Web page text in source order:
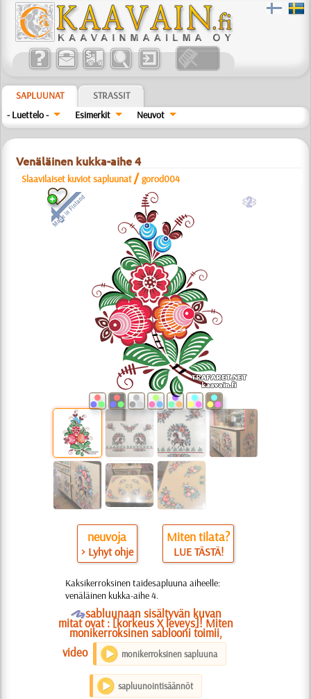
SAPLUUNAT
STRASSIT
- Luettelo -
Esimerkit Neuvot
Venäläinen kukka-aihe 4
Slaavilaiset kuviot sapluunat /gorod004
b
neuvoja
> Lyhyt ohje
Miten tilata?
LUE TÄSTÄ!
Kaksikerroksinen taidesapluuna aiheelle:
venäläinen kukka-aihe 4.
Osabluunaan sisältyvän kuvan
mitat ovat : [korkeus X leveys]! Miten
monikerroksinen sablooni toimii,
video
monikerroksinen sapluuna
sapluunointisäännöt